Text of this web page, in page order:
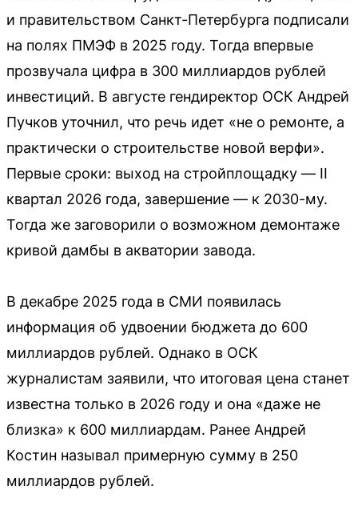
и правительством Санкт-Петербурга подписали
на полях ПМЭФ в 2025 году. Тогда впервые
прозвучала цифра в 300 миллиардов рублей
инвестиций. В августе гендиректор ОСК Андрей
Пучков уточнил, что речь идет «не о ремонте, а
практически о строительстве новой верфи».
Первые сроки: выход на стройплощадку — II
квартал 2026 года, завершение — к 2030-му.
Тогда же заговорили о возможном демонтаже
кривой дамбы в акватории завода.
В декабре 2025 года в СМИ появилась
информация об удвоении бюджета до 600
миллиардов рублей. Однако в ОСК
журналистам заявили, что итоговая цена станет
известна только в 2026 году и она «даже не
близка» к 600 миллиардам. Ранее Андрей
Костин называл примерную сумму в 250
миллиардов рублей.